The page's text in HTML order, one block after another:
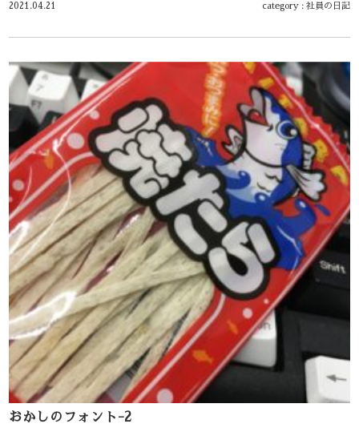
2021.04.21 category : 社員の日記
おかしのフォント-2